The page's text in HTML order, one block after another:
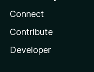
Connect
Contribute
Developer